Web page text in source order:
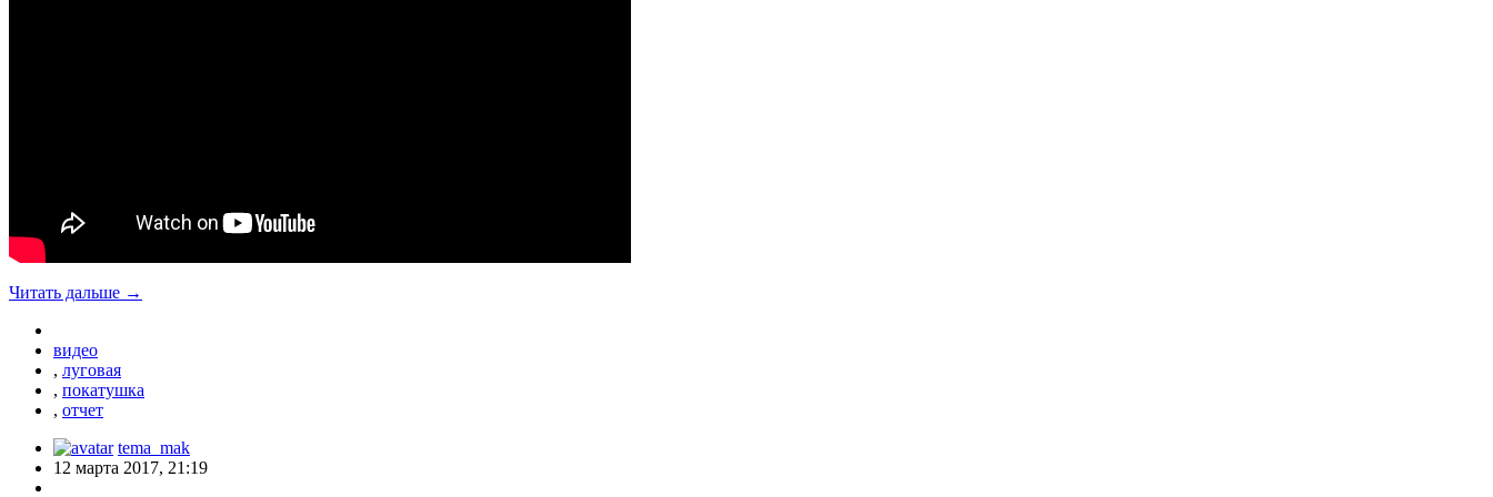
Читать дальше →
видео
, луговая
, покатушка
, отчет
tema_mak
12 марта 2017, 21:19